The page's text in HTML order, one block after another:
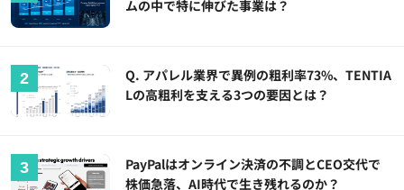
ムの中で特に伸びた事業は？
Q. アパレル業界で異例の粗利率73%、TENTIA
Lの高粗利を支える3つの要因とは？
PayPalはオンライン決済の不調とCEO交代で
株価急落、AI時代で生き残れるのか？